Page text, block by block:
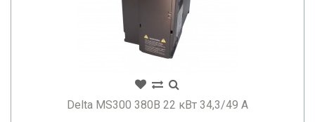
Delta MS300 380В 22 кВт 34,3/49 А